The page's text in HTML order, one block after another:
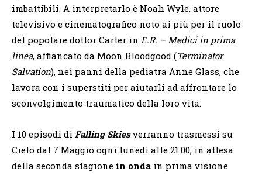
imbattibili. A interpretarlo è Noah Wyle, attore
televisivo e cinematografico noto ai più per il ruolo
del popolare dottor Carter in E.R. – Medici in prima
linea, affiancato da Moon Bloodgood (Terminator
Salvation), nei panni della pediatra Anne Glass, che
lavora con i superstiti per aiutarli ad affrontare lo
sconvolgimento traumatico della loro vita.
I 10 episodi di Falling Skies verranno trasmessi su
Cielo dal 7 Maggio ogni lunedì alle 21.00, in attesa
della seconda stagione in onda in prima visione